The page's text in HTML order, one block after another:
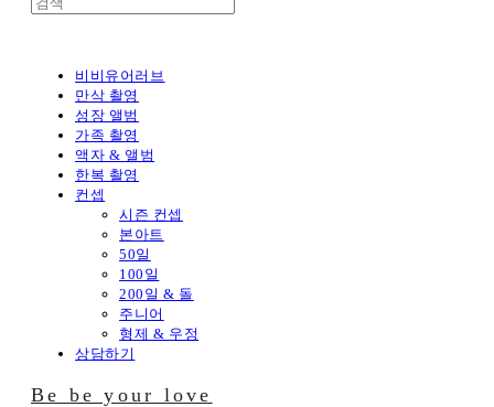
비비유어러브
만삭 촬영
성장 앨범
가족 촬영
액자 & 앨범
한복 촬영
컨셉
시즌 컨셉
본아트
50일
100일
200일 & 돌
주니어
형제 & 우정
상담하기
Be be your love